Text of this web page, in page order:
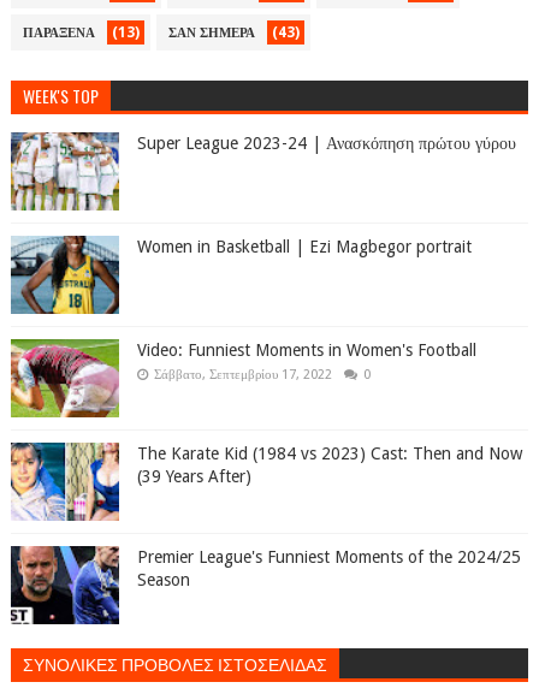
ΠΑΡΑΞΕΝΑ (13) ΣΑΝ ΣΗΜΕΡΑ (43)
WEEK'S TOP
Super League 2023-24 | Ανασκόπηση πρώτου γύρου
Women in Basketball | Ezi Magbegor portrait
Video: Funniest Moments in Women's Football
Σάββατο, Σεπτεμβρίου 17, 2022 0
The Karate Kid (1984 vs 2023) Cast: Then and Now
(39 Years After)
Premier League's Funniest Moments of the 2024/25
Season
ΣΥΝΟΛΙΚΕΣ ΠΡΟΒΟΛΕΣ ΙΣΤΟΣΕΛΙΔΑΣ